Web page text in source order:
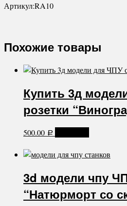
Артикул:RA10
Похожие товары
Купить 3д
розетки
500.00 Р
3d модели чпу
“Натюрморт со